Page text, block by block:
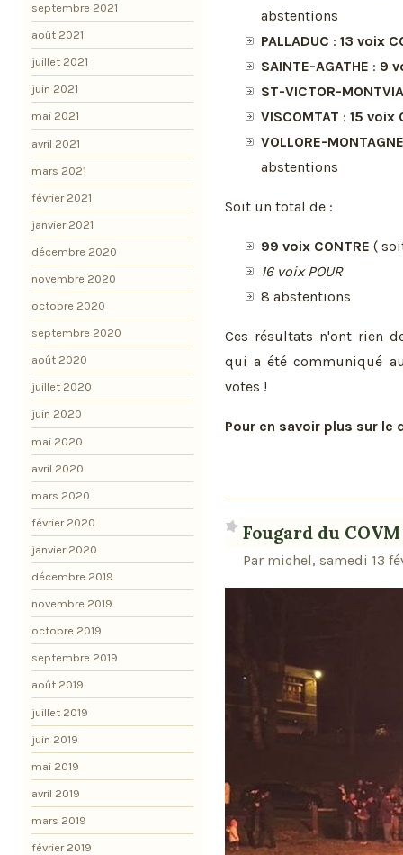
abstentions
PALLADUC : 13 voix
SAINTE-AGATHE : 9
ST-VICTOR-
VISCOMTAT : 15 voix
VOLLORE-MONTAGNE
abstentions
Soit un total de :
99 voix CONTRE (
16 voix POUR
8 abstentions
Ces résultats n'ont rien
qui a été communiqué
votes !
Pour en savoir plus sur le
Fougard du COVM
Par michel, samedi 13
septembre 2021
août 2021
juillet 2021
juin 2021
mai 2021
avril 2021
mars 2021
février 2021
janvier 2021
décembre 2020
novembre 2020
octobre 2020
septembre 2020
août 2020
juillet 2020
juin 2020
mai 2020
avril 2020
mars 2020
février 2020
janvier 2020
décembre 2019
novembre 2019
octobre 2019
septembre 2019
août 2019
juillet 2019
juin 2019
mai 2019
avril 2019
mars 2019
février 2019